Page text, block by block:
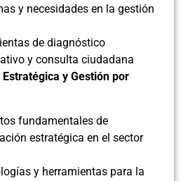
y necesidades en la gestión
de diagnóstico
y consulta ciudadana
y Gestión por
fundamentales de
estratégica en el sector
y herramientas para la